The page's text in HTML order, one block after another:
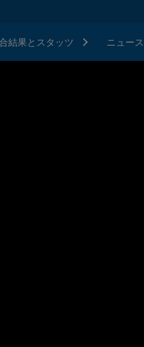
結果とスタッツ ニュース